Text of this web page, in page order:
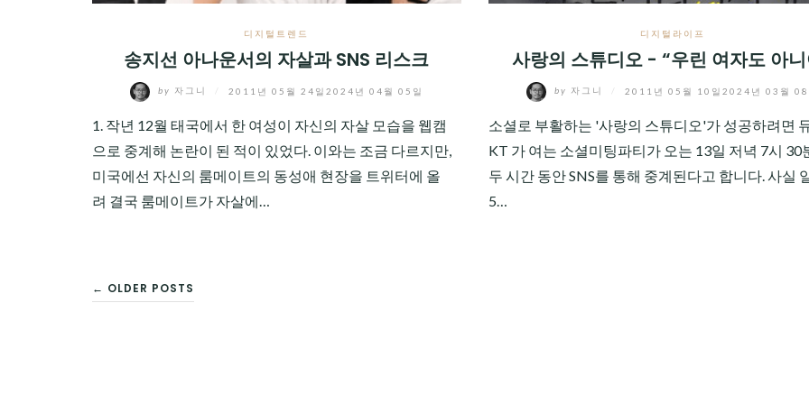
디지털트렌드
송지선 아나운서의 자살과 SNS 리스크
by 자그니 2011년 05월 24일 2024년 04월 05일
1. 작년 12월 태국에서 한 여성이 자신의 자살 모습을 웹캠
으로 중계해 논란이 된 적이 있었다. 이와는 조금 다르지만,
미국에선 자신의 룸메이트의 동성애 현장을 트위터에 올
려 결국 룸메이트가 자살에…
디지털라이프
사랑의 스튜디오 - “우린 여자도 아
by 자그니 2011년 05월 10일 2024년 03월 08
소셜로 부활하는 '사랑의 스튜디오'가 성공하려면
KT 가 여는 소셜미팅파티가 오는 13일 저녁 7시 30
두 시간 동안 SNS를 통해 중계된다고 합니다. 사실
5…
글
← OLDER POSTS